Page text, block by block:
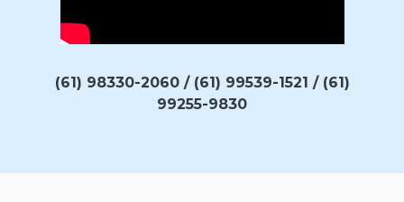
(61) 98330-2060 / (61) 99539-1521 / (61)
99255-9830